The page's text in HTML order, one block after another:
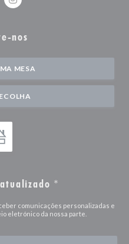
((abre numa nova janela))
Instagram ((abre numa nova
nos
MESA
*
comunicações personalizadas e
eletrónico da nossa parte.